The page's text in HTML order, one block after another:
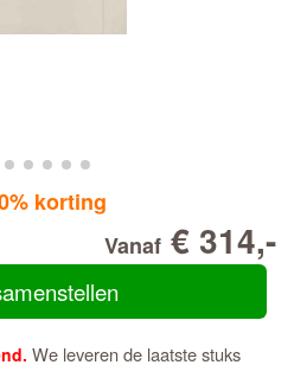
korting
Vanaf € 314,-
We leveren de laatste stuks